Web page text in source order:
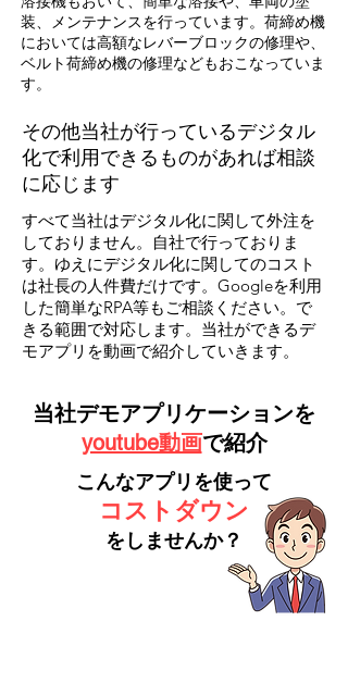
装、メンテナンスを行っています。荷締め機
においては高額なレバーブロックの修理や、
ベルト荷締め機の修理などもおこなっていま
す。
その他当社が行っているデジタル
化で利用できるものがあれば相談
に応じます
すべて当社はデジタル化に関して外注を
しておりません。自社で行っておりま
す。ゆえにデジタル化に関してのコスト
は社長の人件費だけです。Googleを利用
した簡単なRPA等もご相談ください。で
きる範囲で対応します。当社ができるデ
モアプリを動画で紹介していきます。​
当社デモ​アプリケーションを
youtube動画で紹介
​こんなアプリを使って
コストダウン
をしませんか？